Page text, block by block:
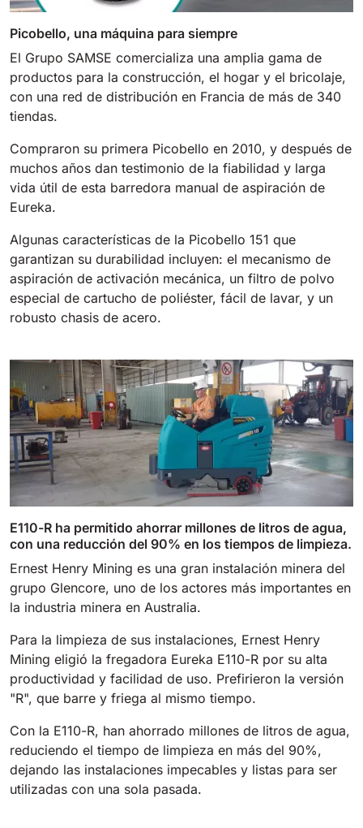
Picobello, una máquina para siempre
El Grupo SAMSE comercializa una amplia gama de
productos para la construcción, el hogar y el bricolaje,
con una red de distribución en Francia de más de 340
tiendas.
Compraron su primera Picobello en 2010, y después de
muchos años dan testimonio de la fiabilidad y larga
vida útil de esta barredora manual de aspiración de
Eureka.
Algunas características de la Picobello 151 que
garantizan su durabilidad incluyen: el mecanismo de
aspiración de activación mecánica, un filtro de polvo
especial de cartucho de poliéster, fácil de lavar, y un
robusto chasis de acero.
E110-R ha permitido ahorrar millones de litros de agua,
con una reducción del 90% en los tiempos de limpieza.
Ernest Henry Mining es una gran instalación minera del
grupo Glencore, uno de los actores más importantes en
la industria minera en Australia.
Para la limpieza de sus instalaciones, Ernest Henry
Mining eligió la fregadora Eureka E110-R por su alta
productividad y facilidad de uso. Prefirieron la versión
"R", que barre y friega al mismo tiempo.
Con la E110-R, han ahorrado millones de litros de agua,
reduciendo el tiempo de limpieza en más del 90%,
dejando las instalaciones impecables y listas para ser
utilizadas con una sola pasada.